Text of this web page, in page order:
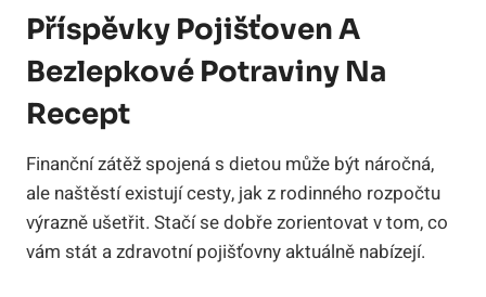
Příspěvky Pojišťoven A
Bezlepkové Potraviny Na
Recept
Finanční zátěž spojená s dietou může být náročná,
ale naštěstí existují cesty, jak z rodinného rozpočtu
výrazně ušetřit. Stačí se dobře zorientovat v tom, co
vám stát a zdravotní pojišťovny aktuálně nabízejí.